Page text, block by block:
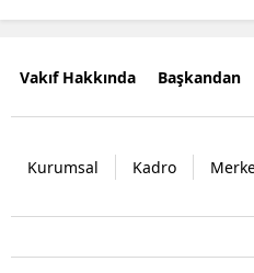
Vakıf Hakkında Başkandan
Kurumsal Kadro